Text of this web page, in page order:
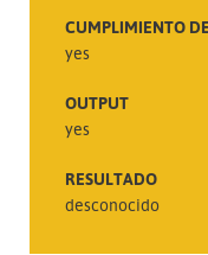
CUMPLIMIENTO
yes
OUTPUT
yes
RESULTADO
desconocido